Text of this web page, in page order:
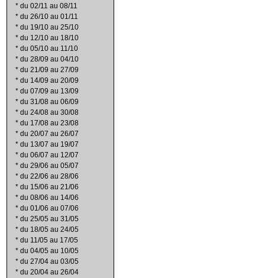
* du 02/11 au 08/11
* du 26/10 au 01/11
* du 19/10 au 25/10
* du 12/10 au 18/10
* du 05/10 au 11/10
* du 28/09 au 04/10
* du 21/09 au 27/09
* du 14/09 au 20/09
* du 07/09 au 13/09
* du 31/08 au 06/09
* du 24/08 au 30/08
* du 17/08 au 23/08
* du 20/07 au 26/07
* du 13/07 au 19/07
* du 06/07 au 12/07
* du 29/06 au 05/07
* du 22/06 au 28/06
* du 15/06 au 21/06
* du 08/06 au 14/06
* du 01/06 au 07/06
* du 25/05 au 31/05
* du 18/05 au 24/05
* du 11/05 au 17/05
* du 04/05 au 10/05
* du 27/04 au 03/05
* du 20/04 au 26/04